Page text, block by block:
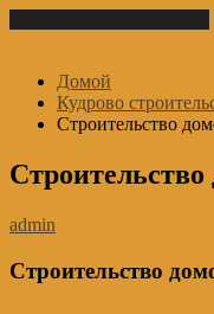
Домой
Кудрово
Строительство
Строительство
admin
Строительство